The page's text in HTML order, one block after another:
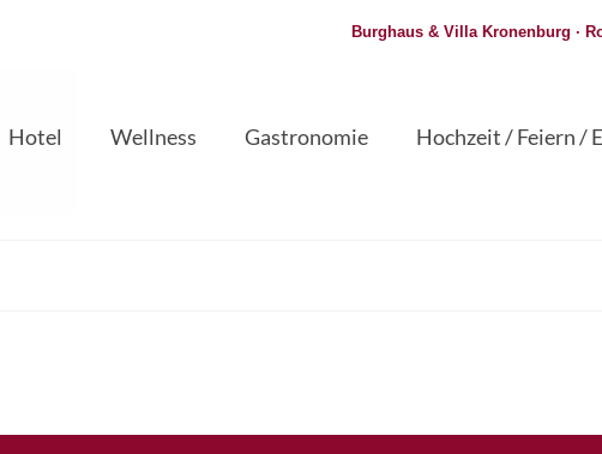
Burghaus & Villa Kronenburg ·
Hotel Wellness Gastronomie Hochzeit / Feiern /